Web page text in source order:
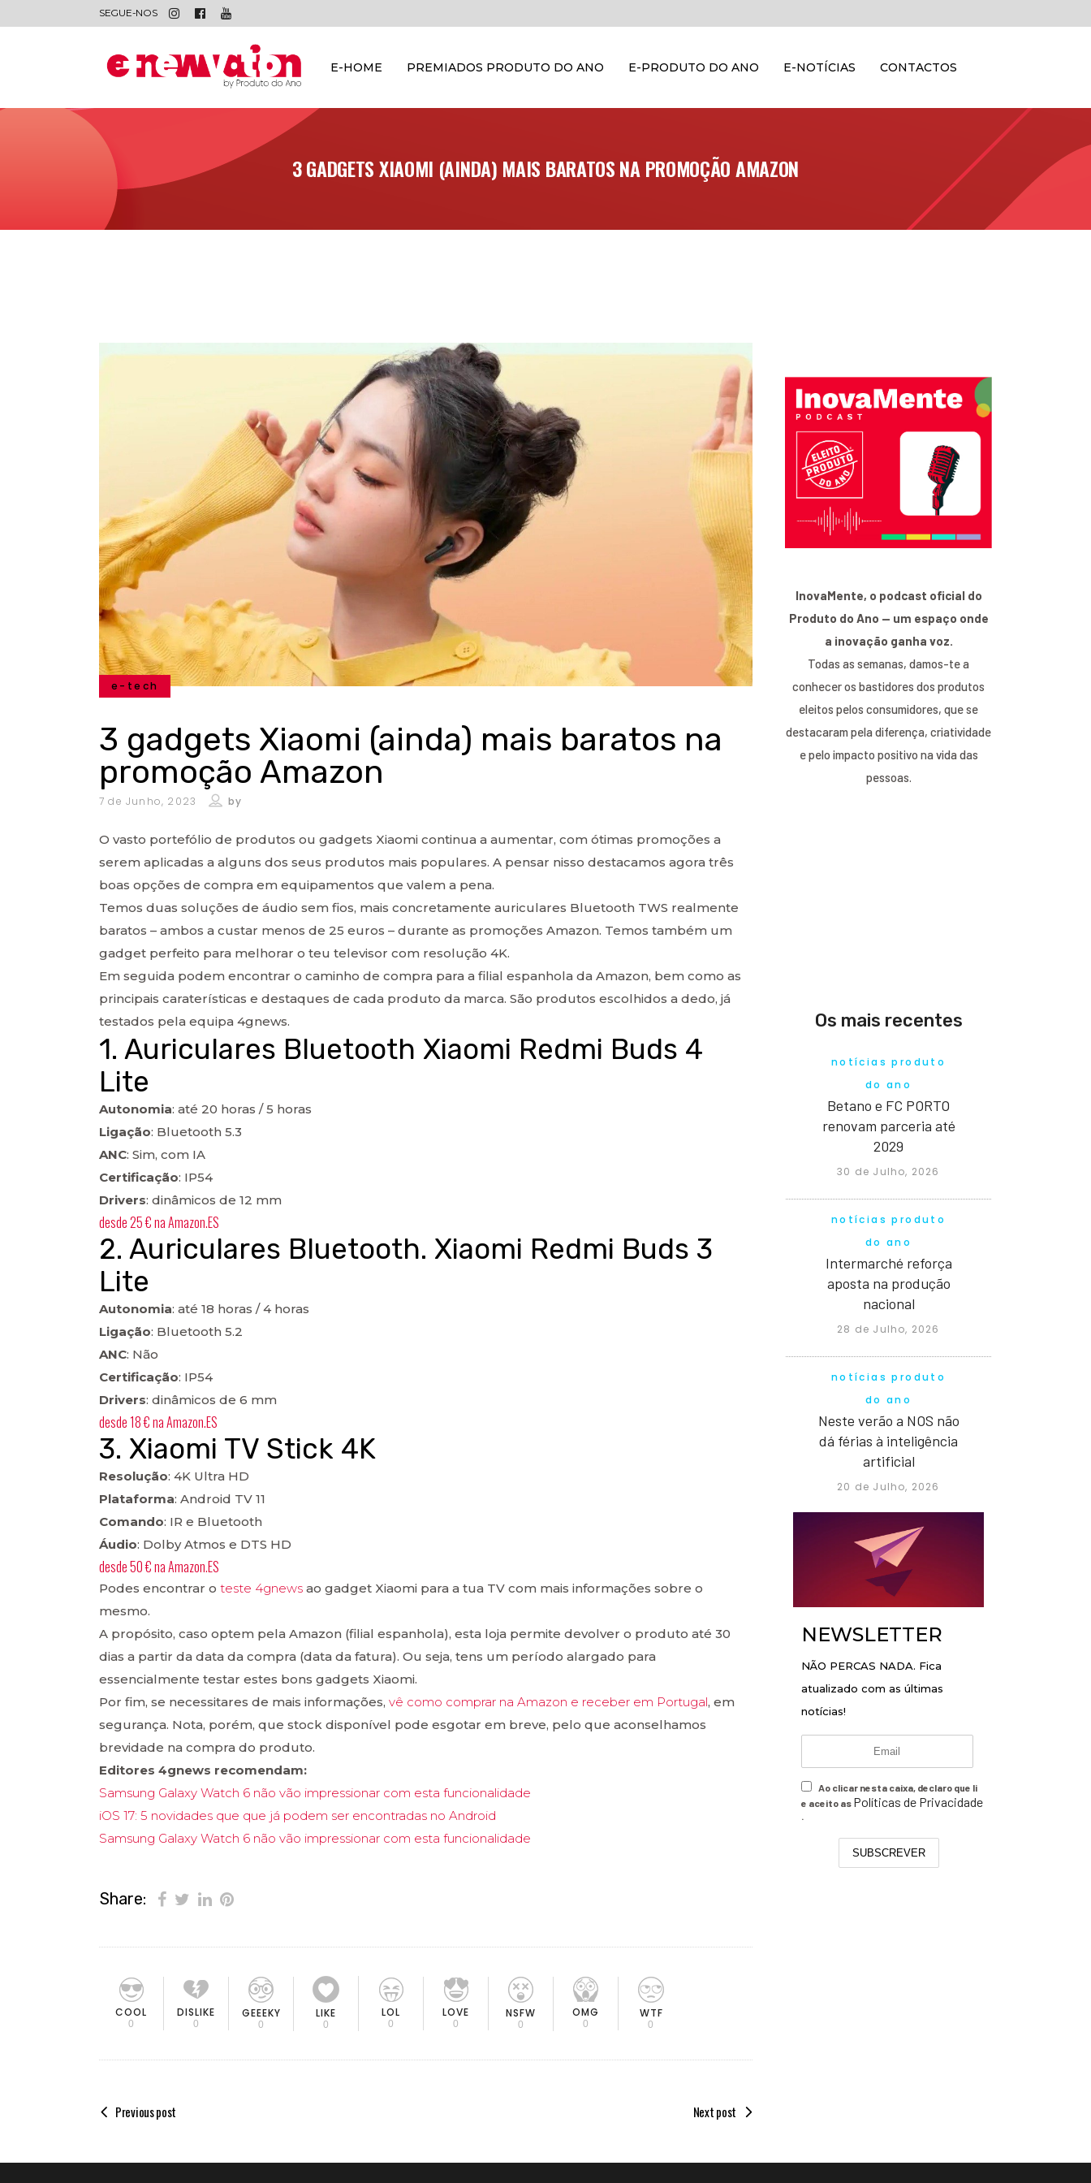
SEGUE-NOS
E-HOME PREMIADOS PRODUTO DO ANO E-PRODUTO DO ANO E-NOTÍCIAS CONTACTOS
3 GADGETS XIAOMI (AINDA) MAIS BARATOS NA PROMOÇÃO AMAZON
e-tech
3 gadgets Xiaomi (ainda) mais baratos na
promoção Amazon
7 de Junho, 2023 by
O vasto portefólio de produtos ou gadgets Xiaomi continua a aumentar, com ótimas promoções a
serem aplicadas a alguns dos seus produtos mais populares. A pensar nisso destacamos agora três
boas opções de compra em equipamentos que valem a pena.
Temos duas soluções de áudio sem fios, mais concretamente auriculares Bluetooth TWS realmente
baratos – ambos a custar menos de 25 euros – durante as promoções Amazon. Temos também um
gadget perfeito para melhorar o teu televisor com resolução 4K.
Em seguida podem encontrar o caminho de compra para a filial espanhola da Amazon, bem como as
principais caraterísticas e destaques de cada produto da marca. São produtos escolhidos a dedo, já
testados pela equipa 4gnews.
1. Auriculares Bluetooth Xiaomi Redmi Buds 4
Lite
Autonomia: até 20 horas / 5 horas
Ligação: Bluetooth 5.3
ANC: Sim, com IA
Certificação: IP54
Drivers: dinâmicos de 12 mm
desde25 €naAmazon.ES
2. Auriculares Bluetooth. Xiaomi Redmi Buds 3
Lite
Autonomia: até 18 horas / 4 horas
Ligação: Bluetooth 5.2
ANC: Não
Certificação: IP54
Drivers: dinâmicos de 6 mm
desde18 €naAmazon.ES
3. Xiaomi TV Stick 4K
Resolução: 4K Ultra HD
Plataforma: Android TV 11
Comando: IR e Bluetooth
Áudio: Dolby Atmos e DTS HD
desde50 €naAmazon.ES
Podes encontrar o teste 4gnews ao gadget Xiaomi para a tua TV com mais informações sobre o
mesmo.
A propósito, caso optem pela Amazon (filial espanhola), esta loja permite devolver o produto até 30
dias a partir da data da compra (data da fatura). Ou seja, tens um período alargado para
essencialmente testar estes bons gadgets Xiaomi.
Por fim, se necessitares de mais informações, vê como comprar na Amazon e receber em Portugal, em
segurança. Nota, porém, que stock disponível pode esgotar em breve, pelo que aconselhamos
brevidade na compra do produto.
Editores 4gnews recomendam:
Samsung Galaxy Watch 6 não vão impressionar com esta funcionalidade
iOS 17: 5 novidades que que já podem ser encontradas no Android
Samsung Galaxy Watch 6 não vão impressionar com esta funcionalidade
Share:
COOL
0
DISLIKE
0
GEEEKY
0
LIKE
0
LOL
0
LOVE
0
NSFW
0
OMG
0
WTF
0
Previous post Next post
InovaMente, o podcast oficial do
Produto do Ano — um espaço onde
a inovação ganha voz.
Todas as semanas, damos-te a
conhecer os bastidores dos produtos
eleitos pelos consumidores, que se
destacaram pela diferença, criatividade
e pelo impacto positivo na vida das
pessoas.
Os mais recentes
notícias produto
do ano
Betano e FC PORTO
renovam parceria até
2029
30 de Julho, 2026
notícias produto
do ano
Intermarché reforça
aposta na produção
nacional
28 de Julho, 2026
notícias produto
do ano
Neste verão a NOS não
dá férias à inteligência
artificial
20 de Julho, 2026
NEWSLETTER
NÃO PERCAS NADA. Fica
atualizado com as últimas
notícias!
Ao clicar nesta caixa, declaro que li
e aceito as Políticas de Privacidade
.
SUBSCREVER